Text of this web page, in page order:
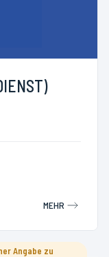
MEHR
Angabe zu